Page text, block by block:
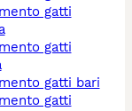
gatti bari